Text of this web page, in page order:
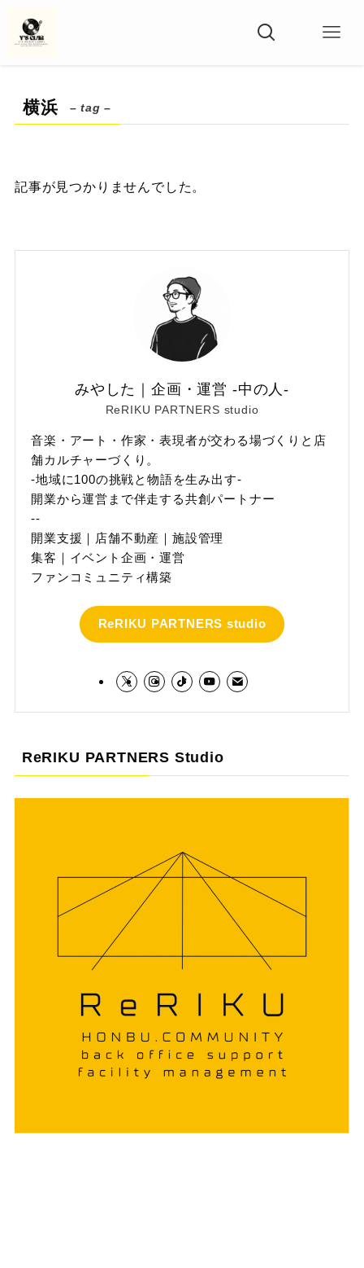
横浜 – tag –
記事が見つかりませんでした。
みやした｜企画・運営 -中の人-
ReRIKU PARTNERS studio
音楽・アート・作家・表現者が交わる場づくりと店
舗カルチャーづくり。
-地域に100の挑戦と物語を生み出す-
開業から運営まで伴走する共創パートナー
--
開業支援｜店舗不動産｜施設管理
集客｜イベント企画・運営
ファンコミュニティ構築
ReRIKU PARTNERS studio
ReRIKU PARTNERS Studio